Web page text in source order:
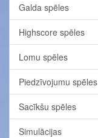
Galda spēles
Highscore spēles
Lomu spēles
Piedzīvojumu spēles
Sacīkšu spēles
Simulācijas